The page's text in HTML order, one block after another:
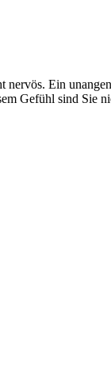
Ein
Gefühl sind Sie